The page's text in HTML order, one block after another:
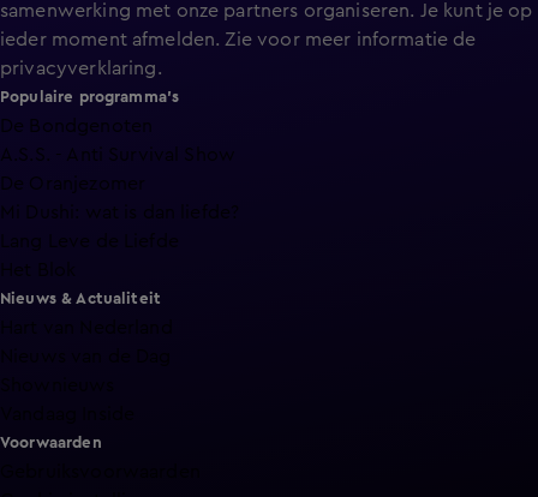
samenwerking met onze partners organiseren. Je kunt je op
ieder moment afmelden. Zie voor meer informatie de
privacyverklaring.
Populaire programma's
De Bondgenoten
A.S.S. - Anti Survival Show
De Oranjezomer
Mi Dushi: wat is dan liefde?
Lang Leve de Liefde
Het Blok
Nieuws & Actualiteit
Voorwaarden